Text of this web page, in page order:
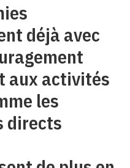
déjà avec
aux activités
les
directs